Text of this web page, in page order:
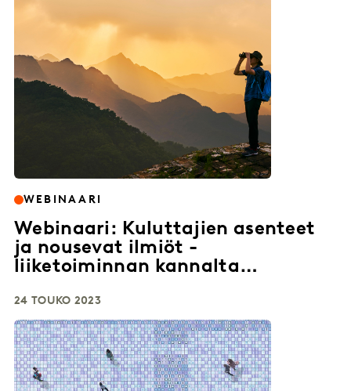
WEBINAARI
Webinaari: Kuluttajien asenteet
ja nousevat ilmiöt -
liiketoiminnan kannalta
24 TOUKO 2023